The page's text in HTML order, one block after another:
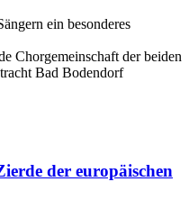
ein besonderes
Chorgemeinschaft der beiden
Bad Bodendorf
der europäischen